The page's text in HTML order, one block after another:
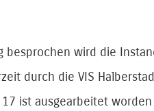
wird die
durch die VIS
ist ausgearbeitet